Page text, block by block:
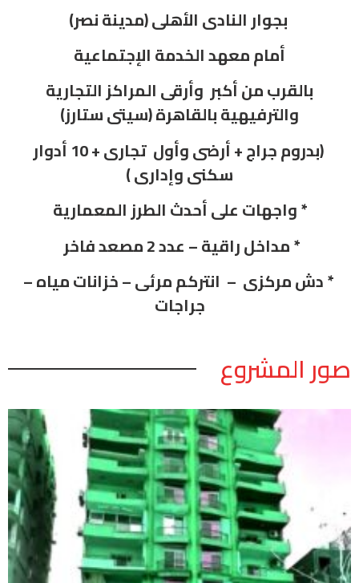
بجوار النادى الأهلى (مدينة نصر)
أمام معهد الخدمة الإجتماعية
بالقرب من أكبر وأرقى المراكز التجارية
والترفيهية بالقاهرة (سيتى ستارز)
(بدروم جراج + أرضى وأول تجارى + 10 أدوار
سكنى وإدارى )
* واجهات على أحدث الطرز المعمارية
* مداخل راقية – عدد 2 مصعد فاخر
* دش مركزى – انتركم مرئى – خزانات مياه –
جراجات
صور المشروع